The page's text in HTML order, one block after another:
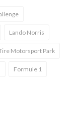
Lando Norris
Motorsport Park
Formule 1